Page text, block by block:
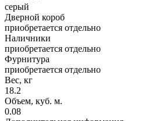
серый
Дверной короб
приобретается отдельно
Наличники
приобретается отдельно
Фурнитура
приобретается отдельно
Вес, кг
18.2
Объем, куб. м.
0.08